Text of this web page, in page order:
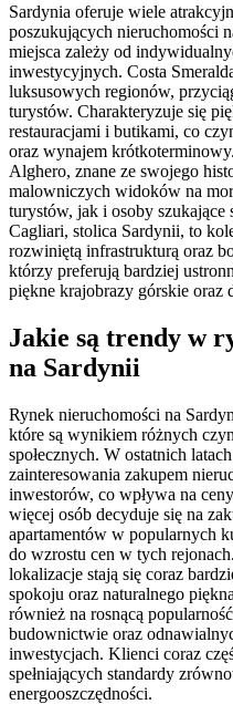
Sardynia oferuje wiele
poszukujących nieruchomości
miejsca zależy od
inwestycyjnych. Costa
luksusowych regionów,
turystów. Charakteryzuje się
restauracjami i butikami, co
oraz wynajem
Alghero, znane ze swojego
malowniczych widoków na
turystów, jak i osoby szukające
Cagliari, stolica Sardynii, to
rozwiniętą infrastrukturą oraz
którzy preferują bardziej
piękne krajobrazy górskie oraz
Jakie są trendy w
na Sardynii
Rynek nieruchomości na
które są wynikiem różnych
społecznych. W ostatnich
zainteresowania zakupem
inwestorów, co wpływa na
więcej osób decyduje się na
apartamentów w popularnych
do wzrostu cen w tych
lokalizacje stają się coraz
spokoju oraz naturalnego
również na rosnącą
budownictwie oraz
inwestycjach. Klienci coraz
spełniających standardy
energooszczędności.